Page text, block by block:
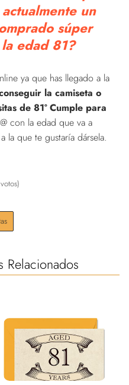
un
súper
edad 81?
ya que has llegado a la
la camiseta o
de 81º Cumple para
con la edad que va a
la que te gustaría dársela.
Relacionados